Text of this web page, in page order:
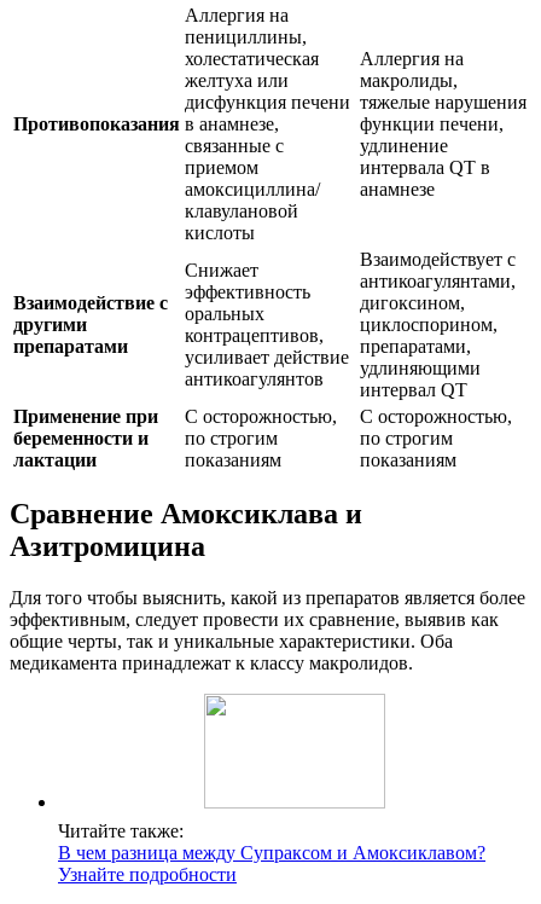
Противопоказания
Аллергия на
пенициллины,
холестатическая
желтуха или
дисфункция печени
в анамнезе,
связанные с
приемом
амоксициллина/
клавулановой
кислоты
Аллергия на
макролиды,
тяжелые нарушения
функции печени,
удлинение
интервала QT в
анамнезе
Взаимодействие с
другими
препаратами
Снижает
эффективность
оральных
контрацептивов,
усиливает действие
антикоагулянтов
Взаимодействует с
антикоагулянтами,
дигоксином,
циклоспорином,
препаратами,
удлиняющими
интервал QT
Применение при
беременности и
лактации
С осторожностью,
по строгим
показаниям
С осторожностью,
по строгим
показаниям
Сравнение Амоксиклава и
Азитромицина
Для того чтобы выяснить, какой из препаратов является более
эффективным, следует провести их сравнение, выявив как
общие черты, так и уникальные характеристики. Оба
медикамента принадлежат к классу макролидов.
Читайте также:
В чем разница между Супраксом и Амоксиклавом?
Узнайте подробности